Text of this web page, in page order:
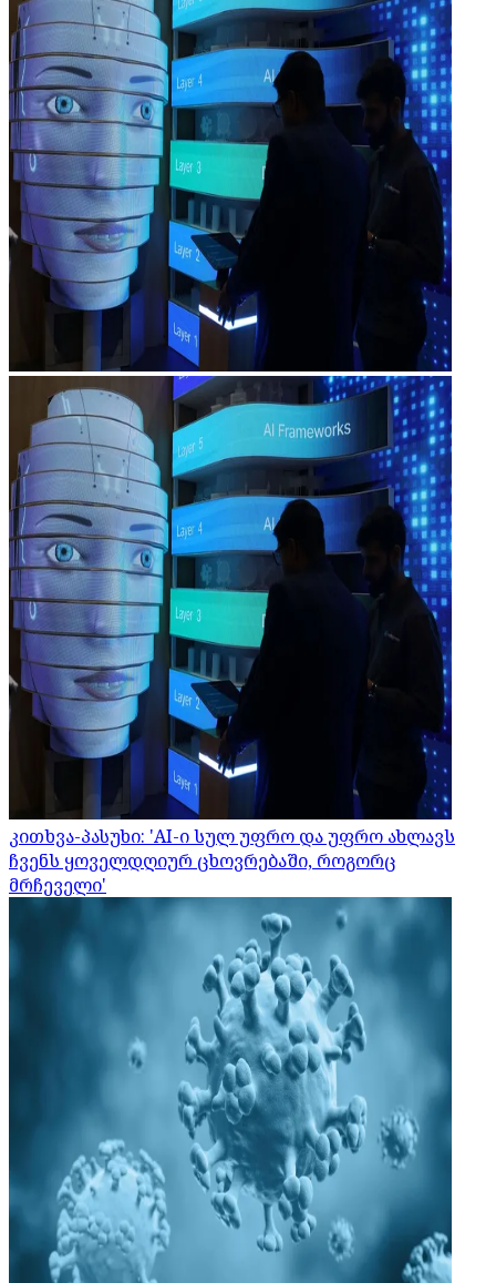
კითხვა-პასუხი: 'AI-ი სულ უფრო და უფრო ახლავს
ჩვენს ყოველდღიურ ცხოვრებაში, როგორც
მრჩეველი'